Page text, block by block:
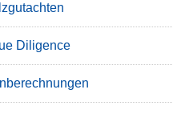
Diligence